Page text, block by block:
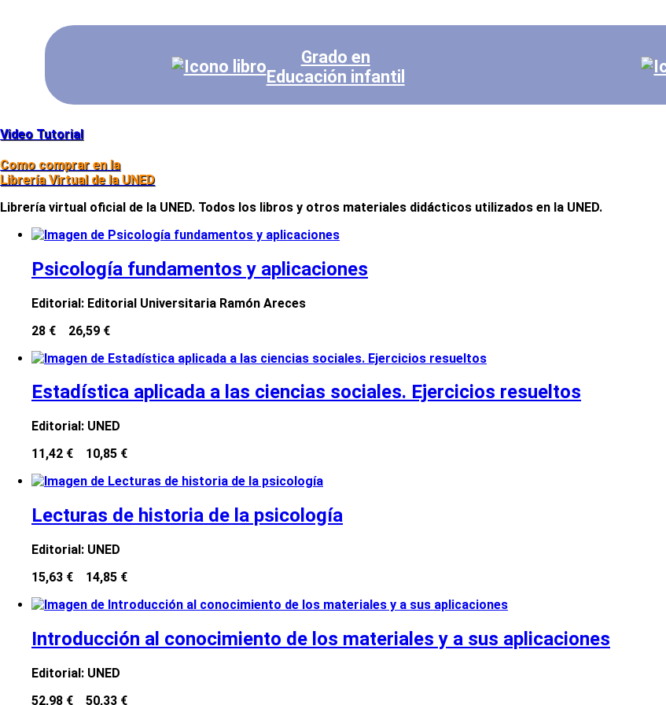
Grado en
Educación infantil
Video Tutorial
Como comprar en la
Librería Virtual de la UNED
Librería virtual oficial de la UNED. Todos los libros y otros materiales didácticos utilizados en la UNED.
Psicología fundamentos y aplicaciones
Editorial: Editorial Universitaria Ramón Areces
28 €
26,59 €
Estadística aplicada a las ciencias sociales. Ejercicios resueltos
Editorial: UNED
11,42 €
10,85 €
Lecturas de historia de la psicología
Editorial: UNED
15,63 €
14,85 €
Introducción al conocimiento de los materiales y a sus aplicaciones
Editorial: UNED
52,98 €
50,33 €